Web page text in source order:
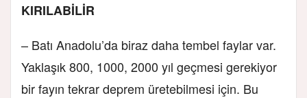
KIRILABİLİR
– Batı Anadolu’da biraz daha tembel faylar var.
Yaklaşık 800, 1000, 2000 yıl geçmesi gerekiyor
bir fayın tekrar deprem üretebilmesi için. Bu